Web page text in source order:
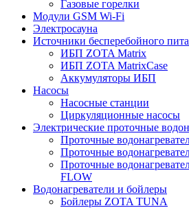
Газовые горелки
Модули GSM Wi-Fi
Электросауна
Источники бесперебойного
ИБП ZOTA Matrix
ИБП ZOTA MatrixCase
Аккумуляторы ИБП
Насосы
Насосные станции
Циркуляционные насосы
Электрические проточные
Проточные
Проточные
Проточные
FLOW
Водонагреватели и бойлеры
Бойлеры ZOTA TUNA